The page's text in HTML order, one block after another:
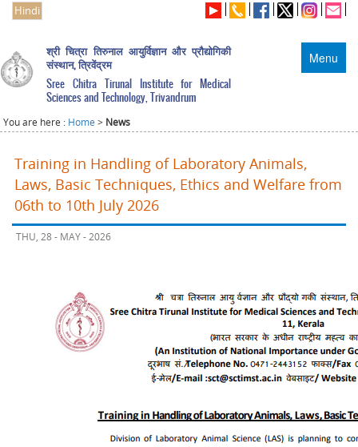
Hindi
Menu
श्री चित्रा तिरुनाल आयुर्विज्ञान और प्रौद्योगिकी
संस्थान, त्रिवेंद्रम
Sree Chitra Tirunal Institute for Medical
Sciences and Technology, Trivandrum
You are here : Home > News
Training in Handling of Laboratory Animals,
Laws, Basic Techniques, Ethics and Welfare from
06th to 10th July 2026
THU, 28 - MAY - 2026